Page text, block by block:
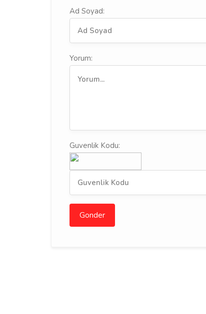
Ad Soyad:
Yorum:
Guvenlik Kodu:
Gonder